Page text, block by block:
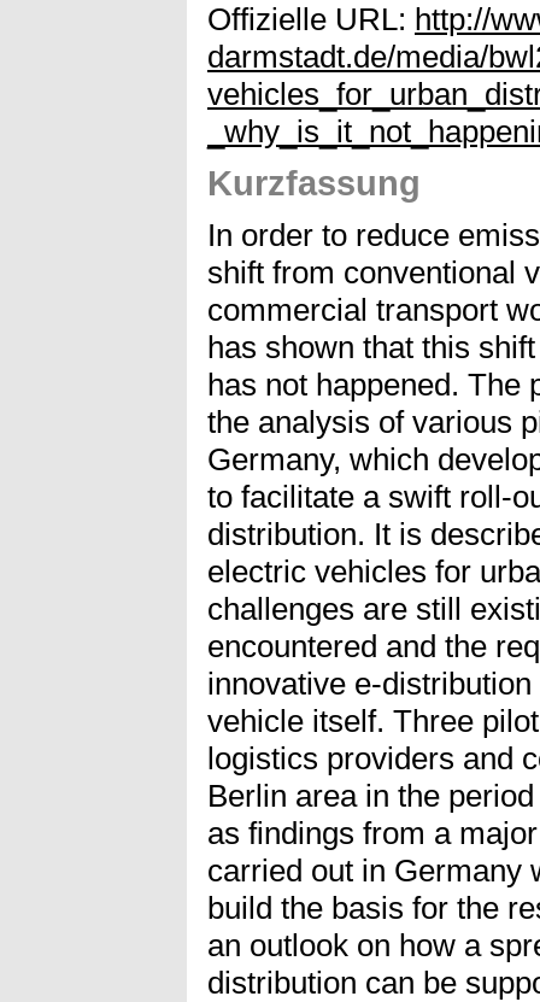
Offizielle URL: http://
darmstadt.de/media/
Kurzfassung
In order to reduce
shift from conventional
commercial transport
has shown that this
has not happened. The
the analysis of various
Germany, which
to facilitate a swift roll-
distribution. It is
electric vehicles for
challenges are still
encountered and the
innovative e-
vehicle itself. Three
logistics providers and
Berlin area in the
as findings from a
carried out in Germany
build the basis for the
an outlook on how a
distribution can be